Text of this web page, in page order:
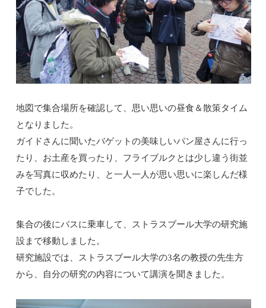
地図で集合場所を確認して、思い思いの昼食＆散策タイム
となりました。
ガイドさんに聞いたバゲットの美味しいパン屋さんに行っ
たり、お土産を買ったり、フライブルクとは少し違う街並
みを写真に収めたり、と一人一人が思い思いに楽しんだ様
子でした。
集合の後にバスに乗車して、ストラスブール大学の研究施
設まで移動しました。
研究施設では、ストラスブール大学の3名の教授の先生方
から、自分の研究の内容について講演を聞きました。